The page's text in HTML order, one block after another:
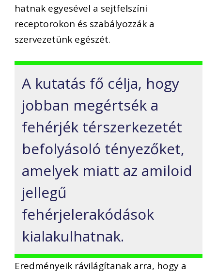
hatnak egyesével a sejtfelszíni
receptorokon és szabályozzák a
szervezetünk egészét.
A kutatás fő célja, hogy
jobban megértsék a
fehérjék térszerkezetét
befolyásoló tényezőket,
amelyek miatt az amiloid
jellegű
fehérjelerakódások
kialakulhatnak.
Eredményeik rávilágítanak arra, hogy a